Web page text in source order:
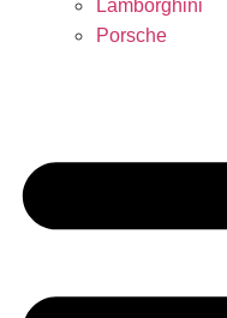
Lamborghini
Porsche